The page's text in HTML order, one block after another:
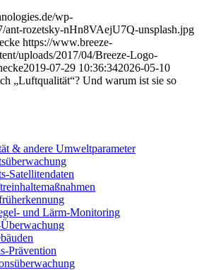
wp-
ant-rozetsky-nHn8VAejU7Q-unsplash.jpg
https://www.breeze-
uploads/2017/04/Breeze-Logo-
2019-07-29 10:36:342026-05-10
„Luftqualität“? Und warum ist sie so
& andere Umweltparameter
Satellitendaten
und Lärm-Monitoring
Prävention